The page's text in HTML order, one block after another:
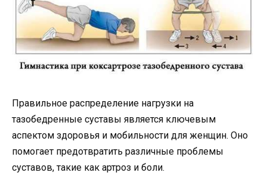
Правильное распределение нагрузки на
тазобедренные суставы является ключевым
аспектом здоровья и мобильности для женщин. Оно
помогает предотвратить различные проблемы
суставов, такие как артроз и боли.